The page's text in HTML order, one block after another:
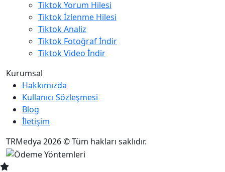
Tiktok Yorum Hilesi
Tiktok İzlenme Hilesi
Tiktok Analiz
Tiktok Fotoğraf İndir
Tiktok Video İndir
Kurumsal
Hakkımızda
Kullanıcı Sözleşmesi
Blog
İletişim
TRMedya 2026 © Tüm hakları saklıdır.